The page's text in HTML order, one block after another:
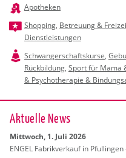
Apotheken
Shopping, Betreuung &
Dienstleistungen
Schwangerschaftskurse,
Rückbildung, Sport für Mama
& Psychotherapie &
Ak­tu­el­le News
Mitt­woch, 1. Juli 2026
ENGEL Fa­brik­ver­kauf in